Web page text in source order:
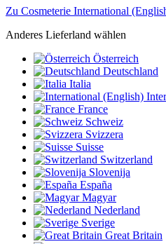
Zu Cosmeterie International
Anderes Lieferland wählen
Österreich
Deutschland
Italia
France
Schweiz
Svizzera
Suisse
Switzerland
Slovenija
España
Magyar
Nederland
Sverige
Great Britain